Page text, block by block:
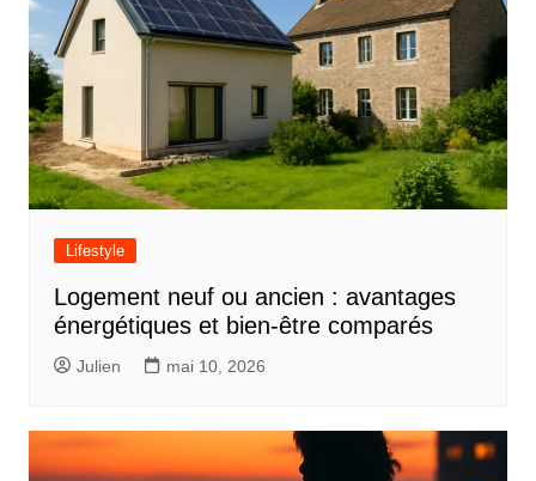
Lifestyle
Logement neuf ou ancien : avantages
énergétiques et bien-être comparés
Julien mai 10, 2026